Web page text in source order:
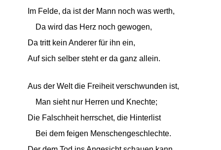
Im Felde, da ist der Mann noch was werth,
Da wird das Herz noch gewogen,
Da tritt kein Anderer für ihn ein,
Auf sich selber steht er da ganz allein.
Aus der Welt die Freiheit verschwunden ist,
Man sieht nur Herren und Knechte;
Die Falschheit herrschet, die Hinterlist
Bei dem feigen Menschengeschlechte.